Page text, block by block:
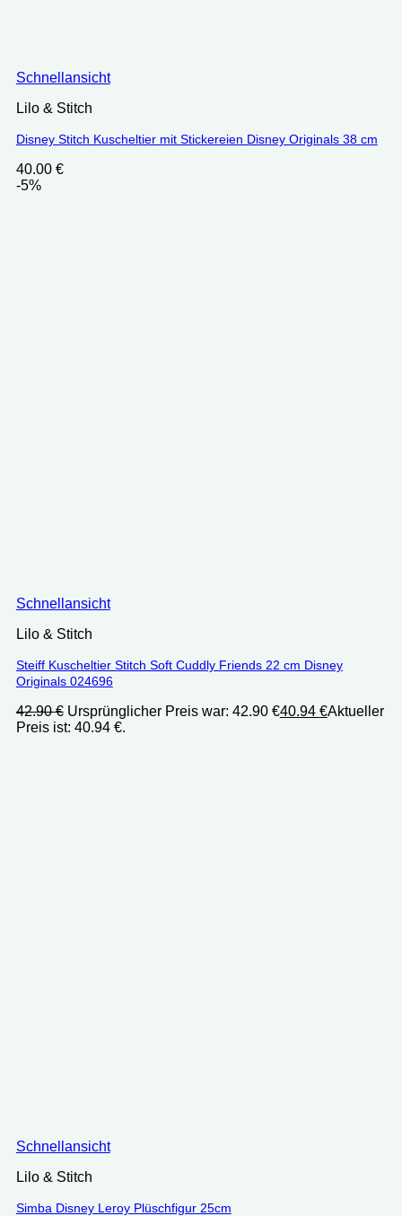
Schnellansicht
Lilo & Stitch
Disney Stitch Kuscheltier mit Stickereien Disney Originals 38 cm
40.00 €
-5%
Schnellansicht
Lilo & Stitch
Steiff Kuscheltier Stitch Soft Cuddly Friends 22 cm Disney
Originals 024696
42.90€ Ursprünglicher Preis war: 42.90 €40.94 €Aktueller
Preis ist: 40.94 €.
Schnellansicht
Lilo & Stitch
Simba Disney Leroy Plüschfigur 25cm